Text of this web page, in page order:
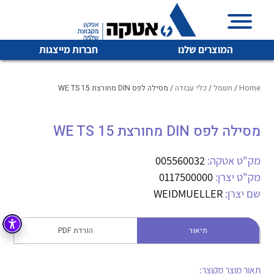
המוצרים שלנו חברות מייצגות
איכות | שרות | זמינות
והפצה של מוצרי
מיתוג, בקרה , ואינסטלציה חשמלית ופעילה ב7 תחומים:
חשמל
רובוטיקה ואוטומציה תעשייתית
Home
/ חשמל / כלי עבודה / מסילה לפס DIN מחורצת WE TS 15
מסילה לפס DIN מחורצת WE TS 15
מק"ט אטקה: 005560032
מק"ט יצרן: 0117500000
שם יצרן: WEIDMUELLER
תיאור הורדת PDF
תאור מוצר מקוצר: